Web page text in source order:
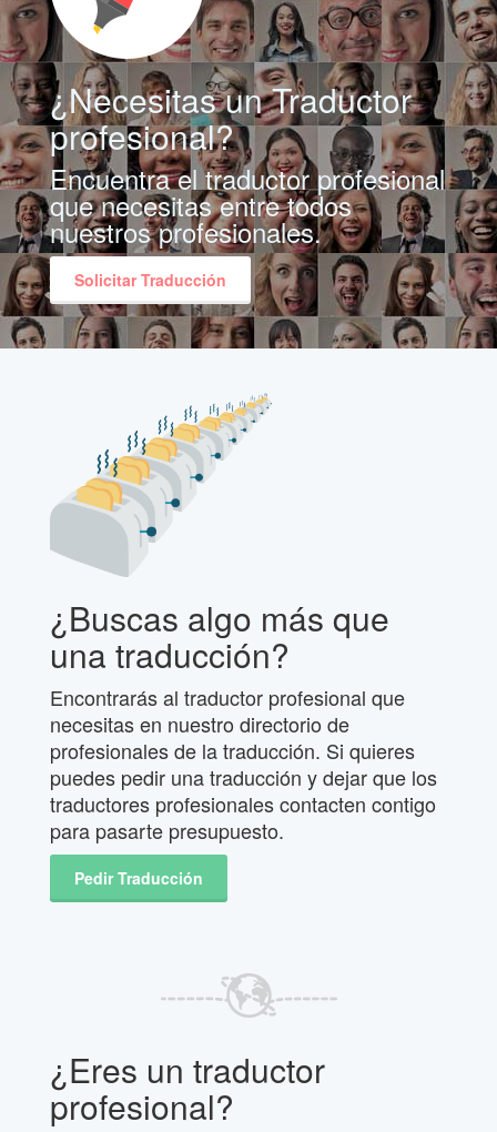
¿Necesitas un Traductor
profesional?
Encuentra el traductor profesional
que necesitas entre todos
nuestros profesionales.
Solicitar Traducción
¿Buscas algo más que
una traducción?
Encontrarás al traductor profesional que
necesitas en nuestro directorio de
profesionales de la traducción. Si quieres
puedes pedir una traducción y dejar que los
traductores profesionales contacten contigo
para pasarte presupuesto.
Pedir Traducción
¿Eres un traductor
profesional?